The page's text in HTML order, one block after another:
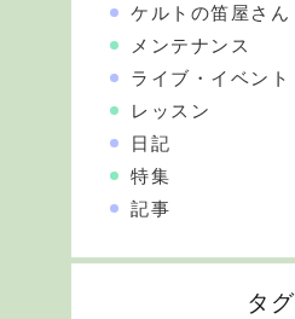
ケルトの笛屋さん
メンテナンス
ライブ・イベント
レッスン
日記
特集
記事
タグ